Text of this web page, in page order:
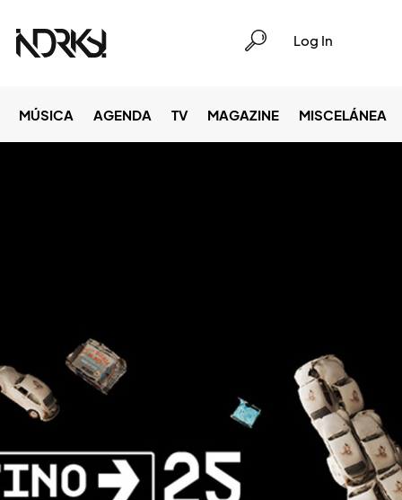
Log In
MÚSICA AGENDA TV MAGAZINE MISCELÁNEA